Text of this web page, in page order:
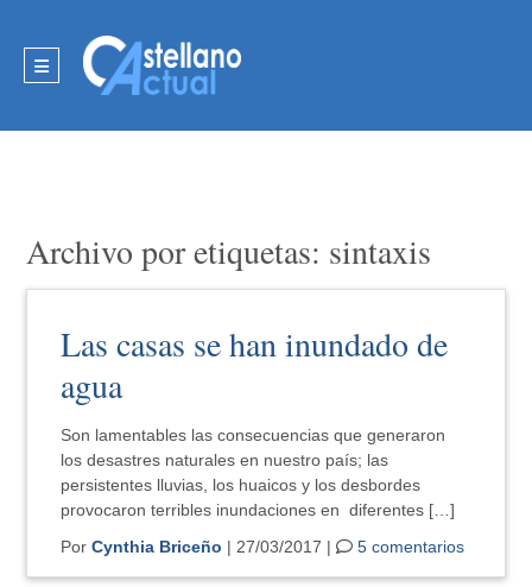
Archivo por etiquetas: sintaxis
Las casas se han inundado de
agua
Son lamentables las consecuencias que generaron
los desastres naturales en nuestro país; las
persistentes lluvias, los huaicos y los desbordes
provocaron terribles inundaciones en diferentes […]
PorCynthia Briceño | 27/03/2017 | 5 comentarios